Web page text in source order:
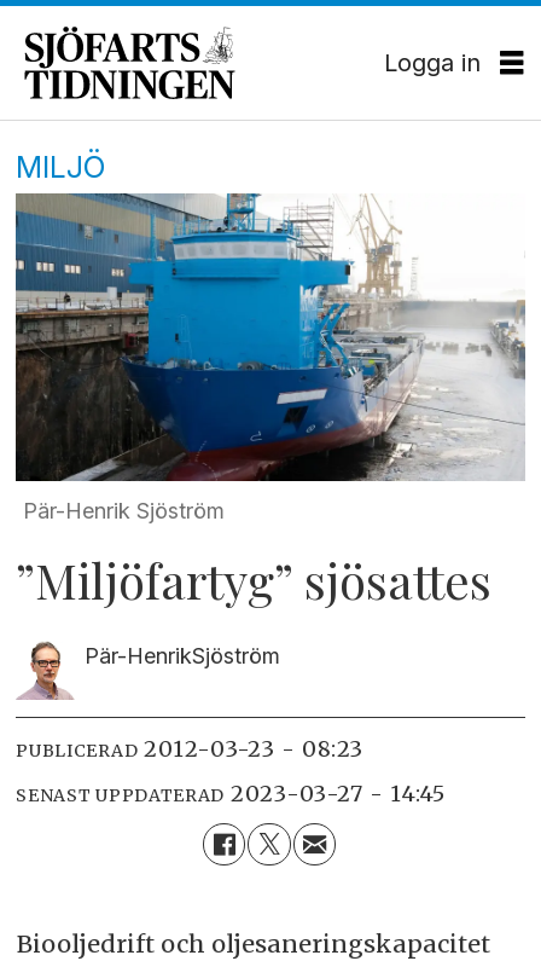
Logga in
MILJÖ
Pär-Henrik Sjöström
”Miljöfartyg” sjösattes
Pär-HenrikSjöström
PUBLICERAD 2012-03-23 - 08:23
SENAST UPPDATERAD 2023-03-27 - 14:45
Biooljedrift och oljesaneringskapacitet